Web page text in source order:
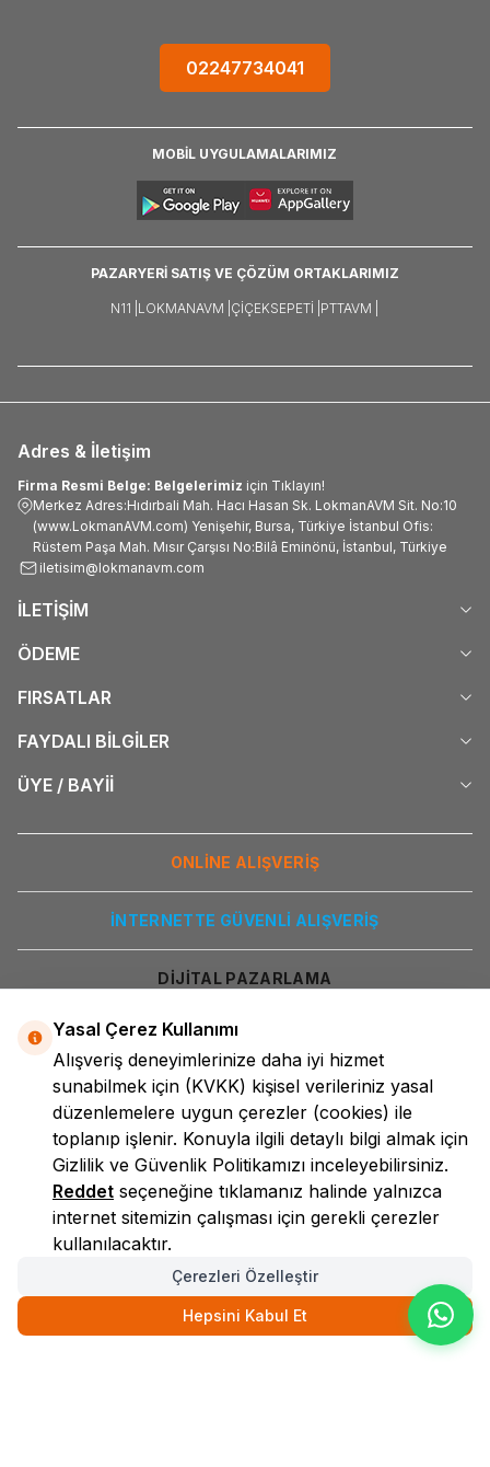
02247734041
MOBİL UYGULAMALARIMIZ
PAZARYERİ SATIŞ VE ÇÖZÜM ORTAKLARIMIZ
N11 | LOKMANAVM | ÇIÇEKSEPETI | PTTAVM |
Adres & İletişim
Firma Resmi Belge: Belgelerimiz için Tıklayın!
Merkez Adres:Hıdırbali Mah. Hacı Hasan Sk. LokmanAVM Sit. No:10
(www.LokmanAVM.com) Yenişehir, Bursa, Türkiye İstanbul Ofis:
Rüstem Paşa Mah. Mısır Çarşısı No:Bilâ Eminönü, İstanbul, Türkiye
iletisim@lokmanavm.com
İLETİŞİM
ÖDEME
FIRSATLAR
FAYDALI BİLGİLER
ÜYE / BAYİİ
ONLİNE ALIŞVERİŞ
İNTERNETTE GÜVENLİ ALIŞVERİŞ
DİJİTAL PAZARLAMA
LokmanAVM
Yasal Çerez Kullanımı
Alışveriş deneyimlerinize daha iyi hizmet
sunabilmek için (KVKK) kişisel verileriniz yasal
düzenlemelere uygun çerezler (cookies) ile
toplanıp işlenir. Konuyla ilgili detaylı bilgi almak için
Gizlilik ve Güvenlik Politikamızı inceleyebilirsiniz.
Reddet seçeneğine tıklamanız halinde yalnızca
internet sitemizin çalışması için gerekli çerezler
kullanılacaktır.
Çerezleri Özelleştir
Hepsini Kabul Et